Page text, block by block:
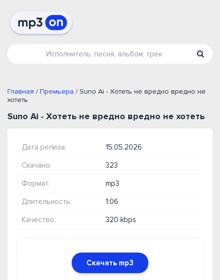
Главная / Премьера / Suno Ai - Хотеть не вредно вредно не
хотеть
Suno Ai - Хотеть не вредно вредно не хотеть
Дата релиза: 15.05.2026
Скачано: 323
Формат: mp3
Длительность: 1:06
Качество: 320 kbps
Скачать mp3